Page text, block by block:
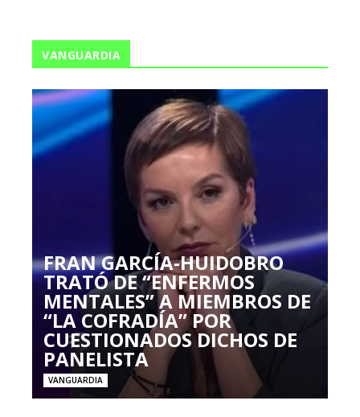
VANGUARDIA
FRAN GARCÍA-HUIDOBRO
TRATÓ DE “ENFERMOS
MENTALES” A MIEMBROS DE
“LA COFRADÍA” POR
CUESTIONADOS DICHOS DE
PANELISTA
VANGUARDIA